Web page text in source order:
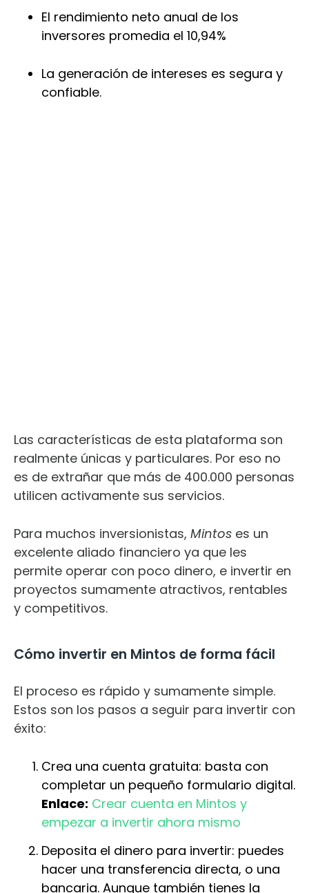
El rendimiento neto anual de los
inversores promedia el 10,94%
La generación de intereses es segura y
confiable.
Las características de esta plataforma son
realmente únicas y particulares. Por eso no
es de extrañar que más de 400.000 personas
utilicen activamente sus servicios.
Para muchos inversionistas, Mintos es un
excelente aliado financiero ya que les
permite operar con poco dinero, e invertir en
proyectos sumamente atractivos, rentables
y competitivos.
Cómo invertir en Mintos de forma fácil
El proceso es rápido y sumamente simple.
Estos son los pasos a seguir para invertir con
éxito:
Crea una cuenta gratuita: basta con
completar un pequeño formulario digital.
Enlace: Crear cuenta en Mintos y
empezar a invertir ahora mismo
Deposita el dinero para invertir: puedes
hacer una transferencia directa, o una
bancaria. Aunque también tienes la